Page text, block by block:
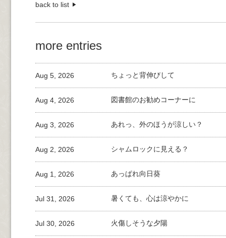
back to list
more entries
ちょっと背伸びして
Aug 5, 2026
図書館のお勧めコーナーに
Aug 4, 2026
あれっ、外のほうが涼しい？
Aug 3, 2026
シャムロックに見える？
Aug 2, 2026
あっぱれ向日葵
Aug 1, 2026
暑くても、心は涼やかに
Jul 31, 2026
火傷しそうな夕陽
Jul 30, 2026